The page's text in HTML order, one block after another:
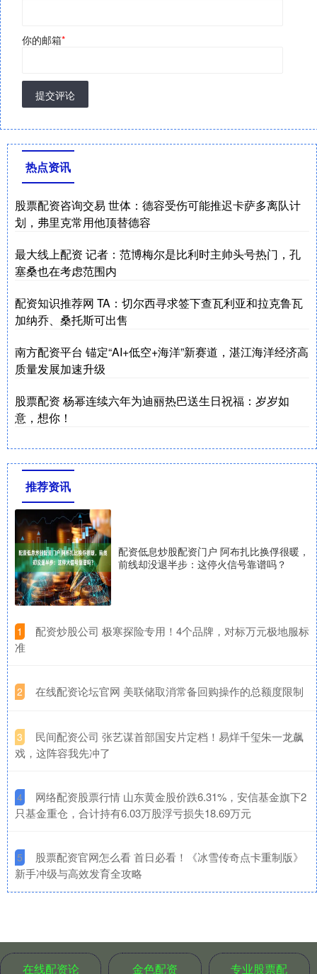
你的邮箱*
提交评论
热点资讯
股票配资咨询交易 世体：德容受伤可能推迟卡萨多离队计
划，弗里克常用他顶替德容
最大线上配资 记者：范博梅尔是比利时主帅头号热门，孔
塞桑也在考虑范围内
配资知识推荐网 TA：切尔西寻求签下查瓦利亚和拉克鲁瓦
加纳乔、桑托斯可出售
南方配资平台 锚定“AI+低空+海洋”新赛道，湛江海洋经济高
质量发展加速升级
股票配资 杨幂连续六年为迪丽热巴送生日祝福：岁岁如
意，想你！
推荐资讯
配资低息炒股配资门户 阿布扎比换俘很暖，
前线却没退半步：这停火信号靠谱吗？
1
​配资炒股公司 极寒探险专用！4个品牌，对标万元极地服标
准
2 ​在线配资论坛官网 美联储取消常备回购操作的总额度限制
3
​民间配资公司 张艺谋首部国安片定档！易烊千玺朱一龙飙
戏，这阵容我先冲了
4
​网络配资股票行情 山东黄金股价跌6.31%，安信基金旗下2
只基金重仓，合计持有6.03万股浮亏损失18.69万元
5
​股票配资官网怎么看 首日必看！《冰雪传奇点卡重制版》
新手冲级与高效发育全攻略
在线配资论 金色配资 专业股票配